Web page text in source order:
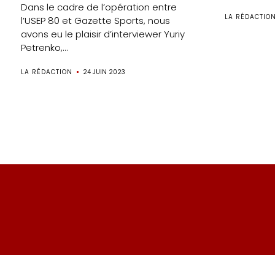
Dans le cadre de l’opération entre
l’USEP 80 et Gazette Sports, nous
avons eu le plaisir d’interviewer Yuriy
Petrenko,...
LA RÉDACTION 24 JUIN 2023
LA RÉDACTION